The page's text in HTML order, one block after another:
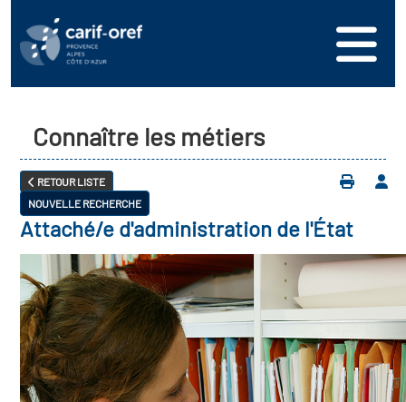
Connaître les métiers
RETOUR LISTE
NOUVELLE RECHERCHE
Attaché/e d'administration de l'État